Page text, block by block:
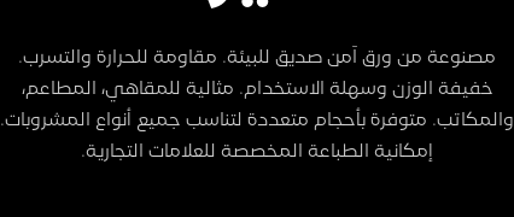
مصنوعة من ورق آمن صديق للبيئة. مقاومة للحرارة والتسرب.
خفيفة الوزن وسهلة الاستخدام. مثالية للمقاهي، المطاعم،
والمكاتب. متوفرة بأحجام متعددة لتناسب جميع أنواع المشروبات.
إمكانية الطباعة المخصصة للعلامات التجارية.